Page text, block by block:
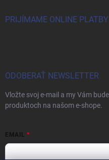
PRIJÍMAME ONLINE PLATBY
ODOBERAŤ NEWSLETTER
Vložte svoj e-mail a my Vám
produktoch na našom e-shope.
EMAIL